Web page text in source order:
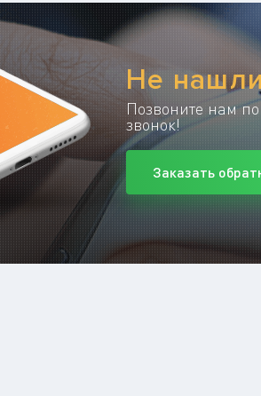
Не
Позвоните нам
звонок!
Заказать